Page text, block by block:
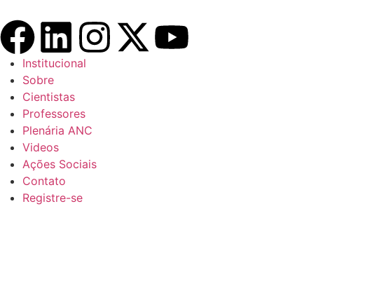
Institucional
Sobre
Cientistas
Professores
Plenária ANC
Videos
Ações Sociais
Contato
Registre-se